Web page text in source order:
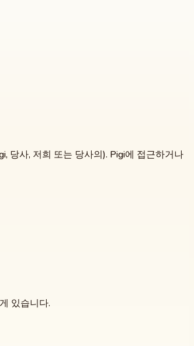
당사, 저희 또는 당사의). Pigi에 접근하거나
있습니다.